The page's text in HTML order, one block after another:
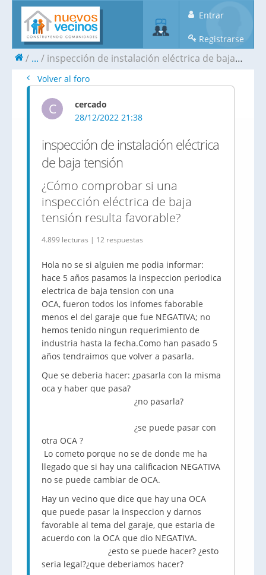
Entrar
Registrarse
... inspección de instalación eléctrica de baja tensión
Volver al foro
C
cercado
28/12/2022 21:38
inspección de instalación eléctrica
de baja tensión
¿Cómo comprobar si una
inspección eléctrica de baja
tensión resulta favorable?
4.899 lecturas | 12 respuestas
Hola no se si alguien me podia informar:
hace 5 años pasamos la inspeccion periodica
electrica de baja tension con una
OCA, fueron todos los infomes faborable
menos el del garaje que fue NEGATIVA; no
hemos tenido ningun requerimiento de
industria hasta la fecha.Como han pasado 5
años tendraimos que volver a pasarla.
Que se deberia hacer: ¿pasarla con la misma
oca y haber que pasa?
¿no pasarla?
¿se puede pasar con
otra OCA ?
Lo cometo porque no se de donde me ha
llegado que si hay una calificacion NEGATIVA
no se puede cambiar de OCA.
Hay un vecino que dice que hay una OCA
que puede pasar la inspeccion y darnos
favorable al tema del garaje, que estaria de
acuerdo con la OCA que dio NEGATIVA.
¿esto se puede hacer? ¿esto
seria legal?¿que deberiamos hacer?